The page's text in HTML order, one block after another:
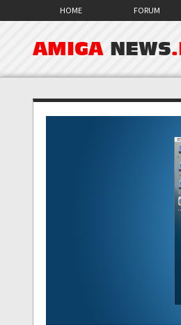
HOME FORUM
AMIGA NEWS